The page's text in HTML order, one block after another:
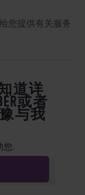
您提供有关服务
道详
或者
豫与我
您.